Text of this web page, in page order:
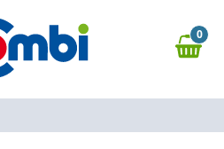
0,00 €
0